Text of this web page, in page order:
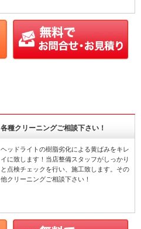
各種クリーニングご相談下さい！
ヘッドライトの樹脂劣化による黄ばみをキレ
イに致します！当店整備スタッフがしっかり
と点検チェックを行い、施工致します。その
他クリーニングご相談下さい！